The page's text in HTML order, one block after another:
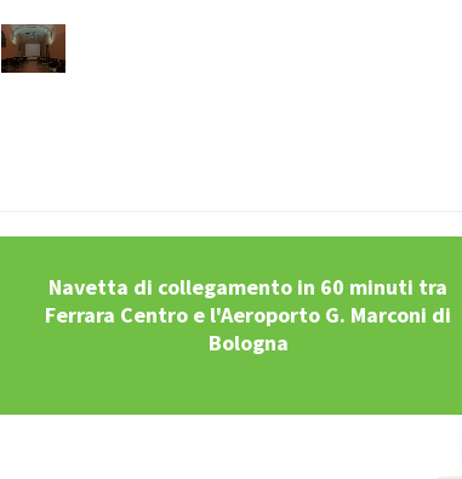
Navetta di collegamento in 60 minuti tra
Ferrara Centro e l'Aeroporto G. Marconi di
Bologna